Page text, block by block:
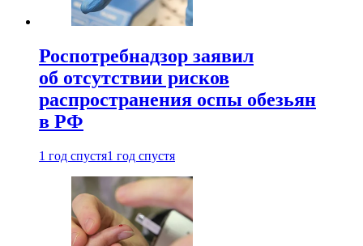
Роспотребнадзор заявил
об отсутствии рисков
распространения оспы обезьян
в РФ
1 год спустя1 год спустя